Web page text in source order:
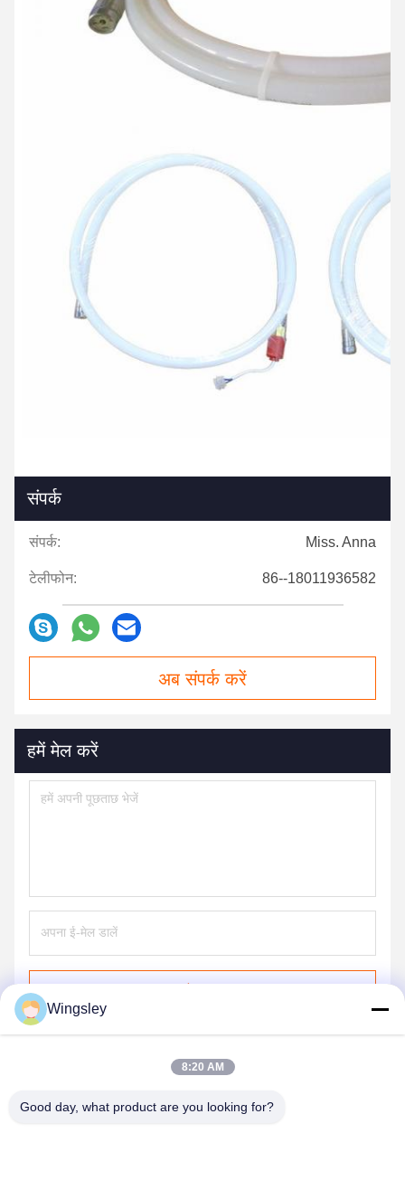
संपर्क
संपर्क: Miss. Anna
टेलीफोन: 86--18011936582
अब संपर्क करें
हमें मेल करें
Wingsley
8:20 AM
Good day, what product are you looking for?